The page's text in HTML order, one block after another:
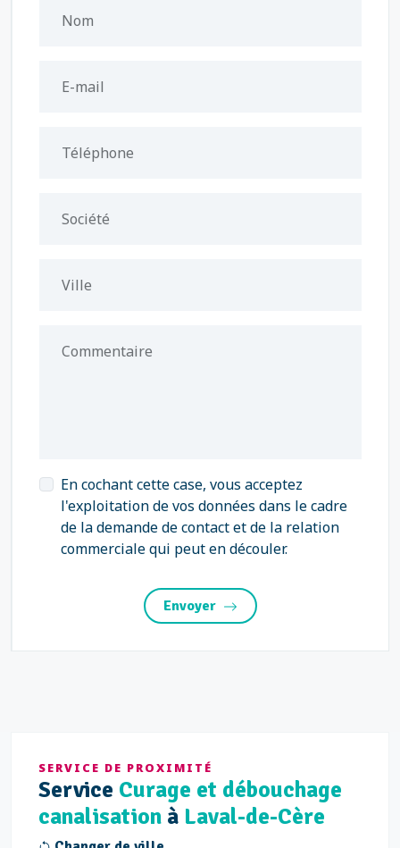
Nom
E-mail
Téléphone
Société
Ville
Commentaire
En cochant cette case, vous acceptez
l'exploitation de vos données dans le cadre
de la demande de contact et de la relation
commerciale qui peut en découler.
Envoyer
SERVICE DE PROXIMITÉ
Service Curage et débouchage
canalisation à Laval-de-Cère